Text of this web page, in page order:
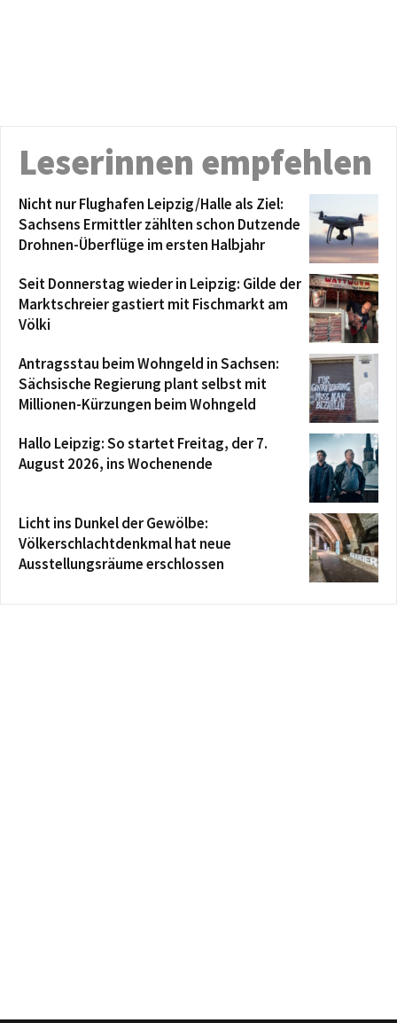
Leserinnen empfehlen
Nicht nur Flughafen Leipzig/Halle als Ziel:
Sachsens Ermittler zählten schon Dutzende
Drohnen-Überflüge im ersten Halbjahr
Seit Donnerstag wieder in Leipzig: Gilde der
Marktschreier gastiert mit Fischmarkt am
Völki
Antragsstau beim Wohngeld in Sachsen:
Sächsische Regierung plant selbst mit
Millionen-Kürzungen beim Wohngeld
Hallo Leipzig: So startet Freitag, der 7.
August 2026, ins Wochenende
Licht ins Dunkel der Gewölbe:
Völkerschlachtdenkmal hat neue
Ausstellungsräume erschlossen